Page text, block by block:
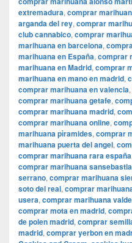
extremadura, comprar
arganda del rey, comprar
club cannabico, comprar
marihuana en barcelona,
marihuana en España, comprar
marihuana en Madrid, comprar
marihuana en mano en madrid,
comprar marihuana en valencia,
comprar marihuana getafe,
comprar marihuana madrid,
comprar marihuana online,
marihuana pìramides, comprar
marihuana puerta del angel,
comprar marihuana rara españa
comprar marihuana
serrano, comprar marihuana
soto del real, comprar
usera, comprar marihuana
comprar mota en madrid,
de polen madrid, comprar
madrid, comprar yerbon en